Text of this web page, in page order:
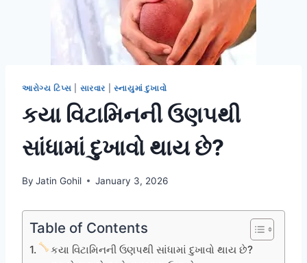
આરોગ્ય ટિપ્સ સારવાર સ્નાયુમાં દુખાવો
કયા વિટામિનની ઉણપથી
સાંધામાં દુખાવો થાય છે?
By Jatin Gohil January 3, 2026
Table of Contents
કયા વિટામિનની ઉણપથી સાંધામાં દુખાવો થાય છે?